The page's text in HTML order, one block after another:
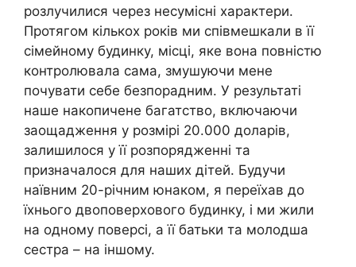
розлучилися через несумісні характери.
Протягом кількох років ми співмешкали в її
сімейному будинку, місці, яке вона повністю
контролювала сама, змушуючи мене
почувати себе безпорадним. У результаті
наше накопичене багатство, включаючи
заощадження у розмірі 20.000 доларів,
залишилося у її розпорядженні та
призначалося для наших дітей. Будучи
наївним 20-річним юнаком, я переїхав до
їхнього двоповерхового будинку, і ми жили
на одному поверсі, а її батьки та молодша
сестра – на іншому.